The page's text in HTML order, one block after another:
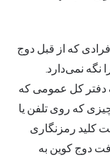
که از قبل دوج
نگه نمی‌دارد.
دفتر کل عمومی که
ثبت می‌کند. چیزی که روی تلفن یا
کلید رمزنگاری
دوج کوین به